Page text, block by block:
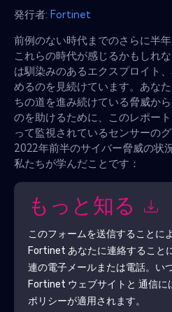
発行者: Fortinet
前例のない時代までのさらに半
これらの時代が感じるかもしれ
は馴染みのあるエクスプロイト
めるのを見続けています。あな
ちの道を進み続けている脅威か
のを助けるために、このレポー
って監視されているセンサーの
2022年前半のサイバー脅威の状
私たちが学んだことです：
もっと知る
このフォームを送信することに
Fortinet あなたに連絡すること
連の電子メールまたは電話。い
Fortinet ウェブサイトと 通信
ポリシーが適用されます。